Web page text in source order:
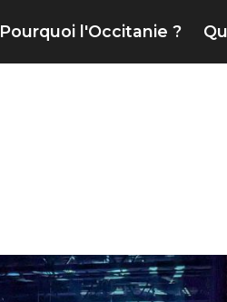
Pourquoi l'Occitanie ?